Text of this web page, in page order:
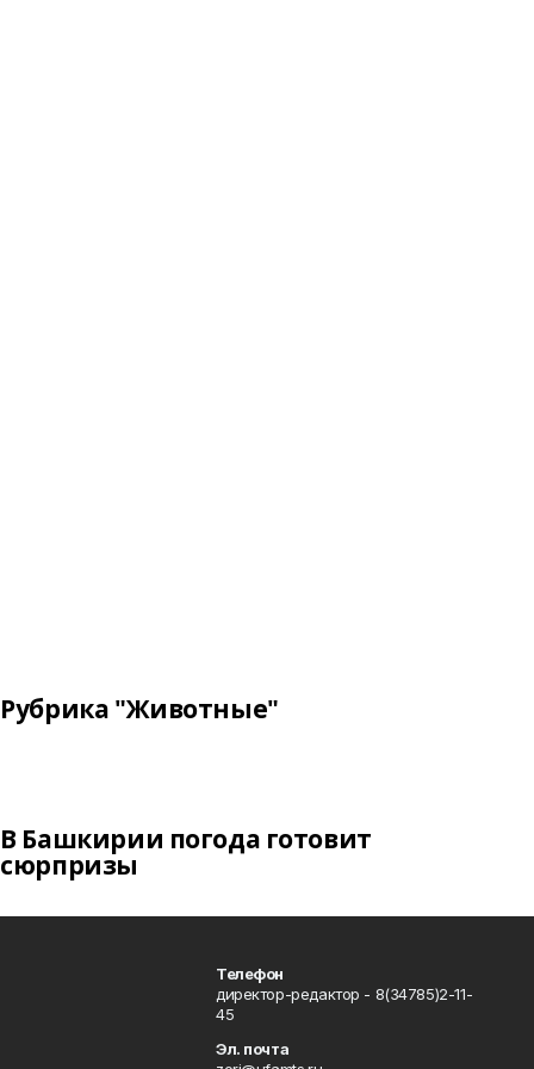
Рубрика "Животные"
В Башкирии погода готовит
сюрпризы
Телефон
директор-редактор - 8(34785)2-11-
45
Эл. почта